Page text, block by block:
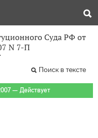
Суда РФ от
N 7-П
Поиск в тексте
— Действует